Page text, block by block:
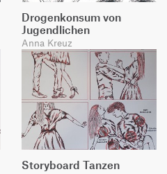
Drogenkonsum von
Jugendlichen
Anna Kreuz
Storyboard Tanzen